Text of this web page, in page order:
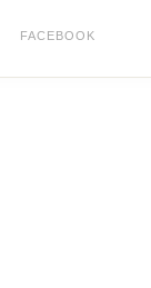
FACEBOOK